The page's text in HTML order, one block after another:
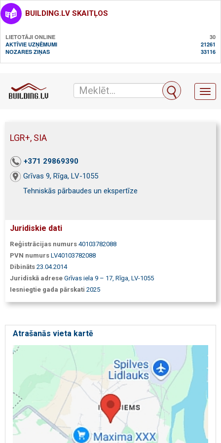
BUILDING.LV SKAITĻOS
LIETOTĀJI ONLINE
30
AKTĪVIE UZŅĒMUMI
21261
NOZARES ZIŅAS
33116
LGR+, SIA
+371 29869390
Grīvas 9, Rīga, LV-1055
Tehniskās pārbaudes un ekspertīze
Juridiskie dati
Reģistrācijas numurs 40103782088
PVN numurs LV40103782088
Dibināts 23.04.2014
Juridiskā adrese Grīvas iela 9 – 17, Rīga, LV-1055
Iesniegtie gada pārskati 2025
Atrašanās vieta kartē